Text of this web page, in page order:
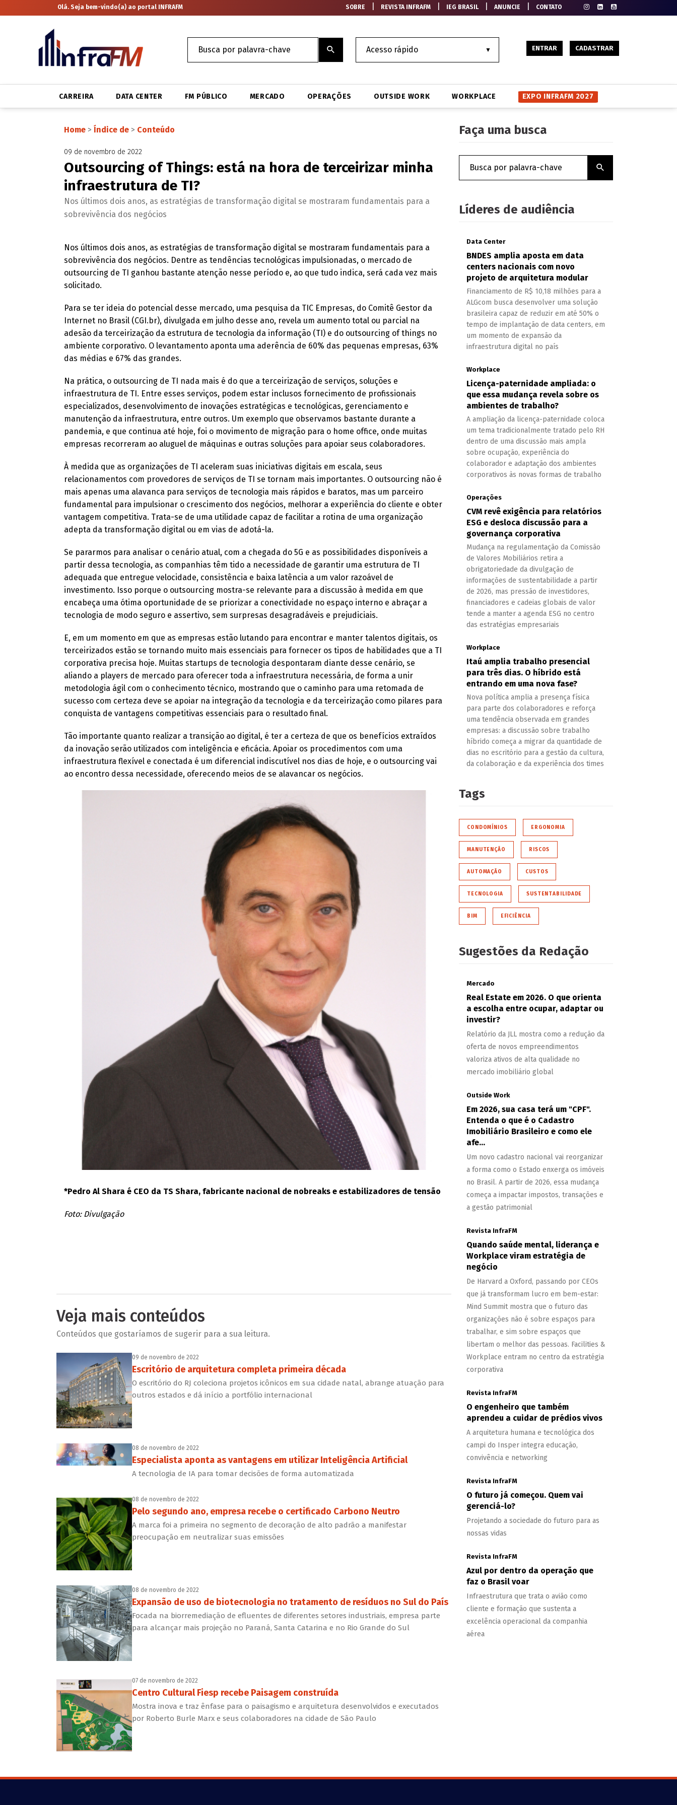
Olá. Seja bem-vindo(a) ao portal INFRAFM SOBRE REVISTA INFRAFM IEG BRASIL|ANUNCIE CONTATO
ENTRAR CADASTRAR
CARREIRA DATA CENTER FM PÚBLICO MERCADO OPERAÇÕES OUTSIDE WORK WORKPLACE EXPO INFRAFM 2027
Home> Índice de > Conteúdo
09 de novembro de 2022
Outsourcing of Things: está na hora de terceirizar minha
infraestrutura de TI?
Nos últimos dois anos, as estratégias de transformação digital se mostraram fundamentais para a
sobrevivência dos negócios
Nos últimos dois anos, as estratégias de transformação digital se mostraram fundamentais para a
sobrevivência dos negócios. Dentre as tendências tecnológicas impulsionadas, o mercado de
outsourcing de TI ganhou bastante atenção nesse período e, ao que tudo indica, será cada vez mais
solicitado.
Para se ter ideia do potencial desse mercado, uma pesquisa da TIC Empresas, do Comitê Gestor da
Internet no Brasil (CGI.br), divulgada em julho desse ano, revela um aumento total ou parcial na
adesão da terceirização da estrutura de tecnologia da informação (TI) e do outsourcing of things no
ambiente corporativo. O levantamento aponta uma aderência de 60% das pequenas empresas, 63%
das médias e 67% das grandes.
Na prática, o outsourcing de TI nada mais é do que a terceirização de serviços, soluções e
infraestrutura de TI. Entre esses serviços, podem estar inclusos fornecimento de profissionais
especializados, desenvolvimento de inovações estratégicas e tecnológicas, gerenciamento e
manutenção da infraestrutura, entre outros. Um exemplo que observamos bastante durante a
pandemia, e que continua até hoje, foi o movimento de migração para o home office, onde muitas
empresas recorreram ao aluguel de máquinas e outras soluções para apoiar seus colaboradores.
À medida que as organizações de TI aceleram suas iniciativas digitais em escala, seus
relacionamentos com provedores de serviços de TI se tornam mais importantes. O outsourcing não é
mais apenas uma alavanca para serviços de tecnologia mais rápidos e baratos, mas um parceiro
fundamental para impulsionar o crescimento dos negócios, melhorar a experiência do cliente e obter
vantagem competitiva. Trata-se de uma utilidade capaz de facilitar a rotina de uma organização
adepta da transformação digital ou em vias de adotá-la.
Se pararmos para analisar o cenário atual, com a chegada do 5G e as possibilidades disponíveis a
partir dessa tecnologia, as companhias têm tido a necessidade de garantir uma estrutura de TI
adequada que entregue velocidade, consistência e baixa latência a um valor razoável de
investimento. Isso porque o outsourcing mostra-se relevante para a discussão à medida em que
encabeça uma ótima oportunidade de se priorizar a conectividade no espaço interno e abraçar a
tecnologia de modo seguro e assertivo, sem surpresas desagradáveis e prejudiciais.
E, em um momento em que as empresas estão lutando para encontrar e manter talentos digitais, os
terceirizados estão se tornando muito mais essenciais para fornecer os tipos de habilidades que a TI
corporativa precisa hoje. Muitas startups de tecnologia despontaram diante desse cenário, se
aliando a players de mercado para oferecer toda a infraestrutura necessária, de forma a unir
metodologia ágil com o conhecimento técnico, mostrando que o caminho para uma retomada de
sucesso com certeza deve se apoiar na integração da tecnologia e da terceirização como pilares para
conquista de vantagens competitivas essenciais para o resultado final.
Tão importante quanto realizar a transição ao digital, é ter a certeza de que os benefícios extraídos
da inovação serão utilizados com inteligência e eficácia. Apoiar os procedimentos com uma
infraestrutura flexível e conectada é um diferencial indiscutível nos dias de hoje, e o outsourcing vai
ao encontro dessa necessidade, oferecendo meios de se alavancar os negócios.
*Pedro Al Shara é CEO da TS Shara, fabricante nacional de nobreaks e estabilizadores de tensão
Foto: Divulgação
Veja mais conteúdos
Conteúdos que gostaríamos de sugerir para a sua leitura.
09 de novembro de 2022
Escritório de arquitetura completa primeira década
O escritório do RJ coleciona projetos icônicos em sua cidade natal, abrange atuação para
outros estados e dá início a portfólio internacional
08 de novembro de 2022
Especialista aponta as vantagens em utilizar Inteligência Artificial
A tecnologia de IA para tomar decisões de forma automatizada
08 de novembro de 2022
Pelo segundo ano, empresa recebe o certificado Carbono Neutro
A marca foi a primeira no segmento de decoração de alto padrão a manifestar
preocupação em neutralizar suas emissões
08 de novembro de 2022
Expansão de uso de biotecnologia no tratamento de resíduos no Sul do País
Focada na biorremediação de efluentes de diferentes setores industriais, empresa parte
para alcançar mais projeção no Paraná, Santa Catarina e no Rio Grande do Sul
07 de novembro de 2022
Centro Cultural Fiesp recebe Paisagem construída
Mostra inova e traz ênfase para o paisagismo e arquitetura desenvolvidos e executados
por Roberto Burle Marx e seus colaboradores na cidade de São Paulo
Faça uma busca
Líderes de audiência
Data Center
BNDES amplia aposta em data
centers nacionais com novo
projeto de arquitetura modular
Financiamento de R$ 10,18 milhões para a
ALGcom busca desenvolver uma solução
brasileira capaz de reduzir em até 50% o
tempo de implantação de data centers, em
um momento de expansão da
infraestrutura digital no país
Workplace
Licença-paternidade ampliada: o
que essa mudança revela sobre os
ambientes de trabalho?
A ampliação da licença-paternidade coloca
um tema tradicionalmente tratado pelo RH
dentro de uma discussão mais ampla
sobre ocupação, experiência do
colaborador e adaptação dos ambientes
corporativos às novas formas de trabalho
Operações
CVM revê exigência para relatórios
ESG e desloca discussão para a
governança corporativa
Mudança na regulamentação da Comissão
de Valores Mobiliários retira a
obrigatoriedade da divulgação de
informações de sustentabilidade a partir
de 2026, mas pressão de investidores,
financiadores e cadeias globais de valor
tende a manter a agenda ESG no centro
das estratégias empresariais
Workplace
Itaú amplia trabalho presencial
para três dias. O híbrido está
entrando em uma nova fase?
Nova política amplia a presença física
para parte dos colaboradores e reforça
uma tendência observada em grandes
empresas: a discussão sobre trabalho
híbrido começa a migrar da quantidade de
dias no escritório para a gestão da cultura,
da colaboração e da experiência dos times
Tags
CONDOMÍNIOS ERGONOMIA
MANUTENÇÃO RISCOS
AUTOMAÇÃO CUSTOS
TECNOLOGIA SUSTENTABILIDADE
BIM EFICIÊNCIA
Sugestões da Redação
Mercado
Real Estate em 2026. O que orienta
a escolha entre ocupar, adaptar ou
investir?
Relatório da JLL mostra como a redução da
oferta de novos empreendimentos
valoriza ativos de alta qualidade no
mercado imobiliário global
Outside Work
Em 2026, sua casa terá um "CPF".
Entenda o que é o Cadastro
Imobiliário Brasileiro e como ele
afe...
Um novo cadastro nacional vai reorganizar
a forma como o Estado enxerga os imóveis
no Brasil. A partir de 2026, essa mudança
começa a impactar impostos, transações e
a gestão patrimonial
Revista InfraFM
Quando saúde mental, liderança e
Workplace viram estratégia de
negócio
De Harvard a Oxford, passando por CEOs
que já transformam lucro em bem-estar:
Mind Summit mostra que o futuro das
organizações não é sobre espaços para
trabalhar, e sim sobre espaços que
libertam o melhor das pessoas. Facilities &
Workplace entram no centro da estratégia
corporativa
Revista InfraFM
O engenheiro que também
aprendeu a cuidar de prédios vivos
A arquitetura humana e tecnológica dos
campi do Insper integra educação,
convivência e networking
Revista InfraFM
O futuro já começou. Quem vai
gerenciá-lo?
Projetando a sociedade do futuro para as
nossas vidas
Revista InfraFM
Azul por dentro da operação que
faz o Brasil voar
Infraestrutura que trata o avião como
cliente e formação que sustenta a
excelência operacional da companhia
aérea